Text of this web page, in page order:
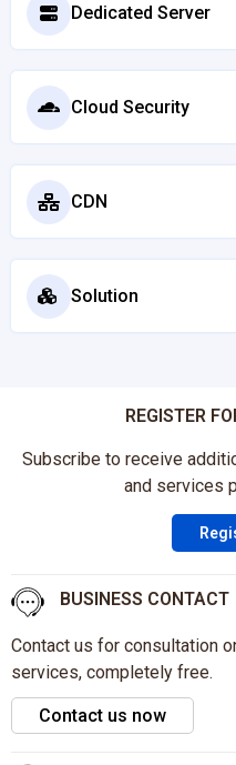
Dedicated Server
Cloud Security
CDN
Solution
REGISTER
Subscribe to receive
and services
BUSINESS CONTACT
Contact us for consultation
services, completely free.
Contact us now